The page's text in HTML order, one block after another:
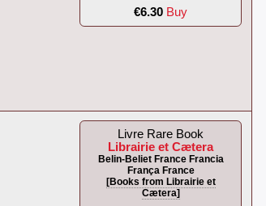
€6.30 Buy
Livre Rare Book
Librairie et Cætera
Belin-Beliet France Francia
França France
[Books from Librairie et
Cætera]